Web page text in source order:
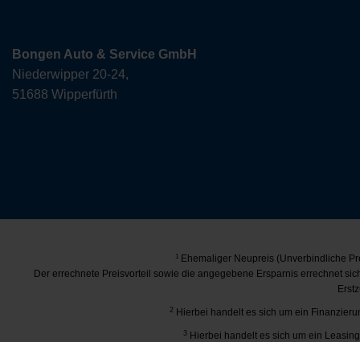
Bongen Auto & Service GmbH
Niederwipper 20-24,
51688 Wipperfürth
1Ehemaliger Neupreis (Unverbindliche
Der errechnete Preisvorteil sowie die angegebene Ersparnis errechnet
2 Hierbei handelt es sich um ein
3 Hierbei handelt es sich um ein